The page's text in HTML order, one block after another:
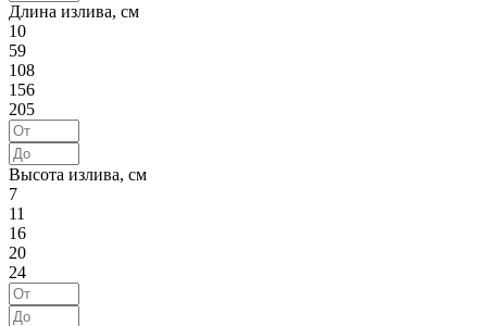
Длина излива, см
10
59
108
156
205
Высота излива, см
7
11
16
20
24